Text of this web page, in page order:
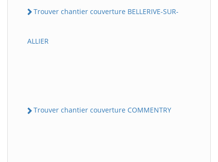
Trouver chantier couverture BELLERIVE-SUR-
ALLIER
Trouver chantier couverture COMMENTRY